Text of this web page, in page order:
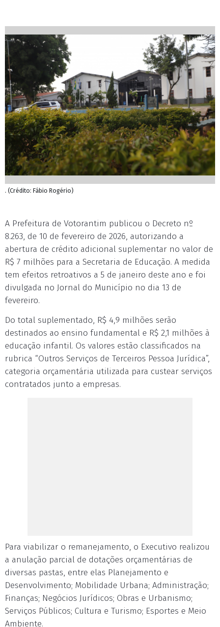
. (Crédito: Fábio Rogério)
A Prefeitura de Votorantim publicou o Decreto nº
8.263, de 10 de fevereiro de 2026, autorizando a
abertura de crédito adicional suplementar no valor de
R$ 7 milhões para a Secretaria de Educação. A medida
tem efeitos retroativos a 5 de janeiro deste ano e foi
divulgada no Jornal do Município no dia 13 de
fevereiro.
Do total suplementado, R$ 4,9 milhões serão
destinados ao ensino fundamental e R$ 2,1 milhões à
educação infantil. Os valores estão classificados na
rubrica “Outros Serviços de Terceiros Pessoa Jurídica”,
categoria orçamentária utilizada para custear serviços
contratados junto a empresas.
Para viabilizar o remanejamento, o Executivo realizou
a anulação parcial de dotações orçamentárias de
diversas pastas, entre elas Planejamento e
Desenvolvimento; Mobilidade Urbana; Administração;
Finanças; Negócios Jurídicos; Obras e Urbanismo;
Serviços Públicos; Cultura e Turismo; Esportes e Meio
Ambiente.